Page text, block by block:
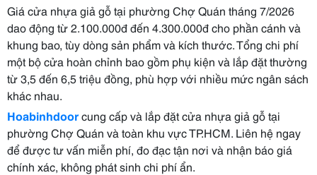
Giá cửa nhựa giả gỗ tại phường Chợ Quán tháng 7/2026
dao động từ 2.100.000đ đến 4.300.000đ cho phần cánh và
khung bao, tùy dòng sản phẩm và kích thước. Tổng chi phí
một bộ cửa hoàn chỉnh bao gồm phụ kiện và lắp đặt thường
từ 3,5 đến 6,5 triệu đồng, phù hợp với nhiều mức ngân sách
khác nhau.
Hoabinhdoorcung cấp và lắp đặt cửa nhựa giả gỗ tại
phường Chợ Quán và toàn khu vực TP.HCM. Liên hệ ngay
để được tư vấn miễn phí, đo đạc tận nơi và nhận báo giá
chính xác, không phát sinh chi phí ẩn.